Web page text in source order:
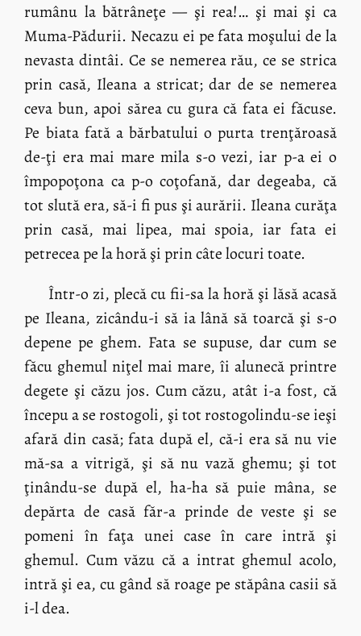
rumânu la bătrâneţe — şi rea!… şi mai şi ca
Muma-Pădurii. Necazu ei pe fata moşului de la
nevasta dintâi. Ce se nemerea rău, ce se strica
prin casă, Ileana a stricat; dar de se nemerea
ceva bun, apoi sărea cu gura că fata ei făcuse.
Pe biata fată a bărbatului o purta trenţăroasă
de-ţi era mai mare mila s-o vezi, iar p-a ei o
împopoţona ca p-o coţofană, dar degeaba, că
tot slută era, să-i fi pus şi aurării. Ileana curăţa
prin casă, mai lipea, mai spoia, iar fata ei
petrecea pe la horă şi prin câte locuri toate.
Într-o zi, plecă cu fii-sa la horă şi lăsă acasă
pe Ileana, zicându-i să ia lână să toarcă şi s-o
depene pe ghem. Fata se supuse, dar cum se
făcu ghemul niţel mai mare, îi alunecă printre
degete şi căzu jos. Cum căzu, atât i-a fost, că
începu a se rostogoli, şi tot rostogolindu-se ieşi
afară din casă; fata după el, că-i era să nu vie
mă-sa a vitrigă, şi să nu vază ghemu; şi tot
ţinându-se după el, ha-ha să puie mâna, se
depărta de casă făr-a prinde de veste şi se
pomeni în faţa unei case în care intră şi
ghemul. Cum văzu că a intrat ghemul acolo,
intră şi ea, cu gând să roage pe stăpâna casii să
i-l dea.